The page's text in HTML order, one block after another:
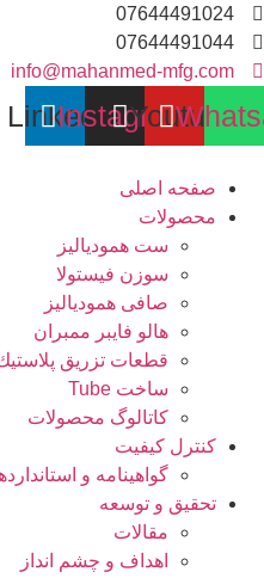
07644491024
07644491044
info@mahanmed-mfg.com
Youtube
Instagram
Linkedin
صفحه اصلی
محصولات
ست همودیالیز
سوزن فیستولا
صافی همودیالیز
هالو فایبر ممبران
قطعات تزريق پلاستيك
ساخت Tube
کاتالوگ محصولات
کنترل کیفیت
گواهينامه و استانداردها
تحقيق و توسعه
مقالات
اهداف و چشم انداز